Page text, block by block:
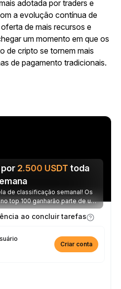
adotada por traders e
a evolução contínua de
de mais recursos e
um momento em que os
de cripto se tornem mais
de pagamento tradicionais.
por 2.500 USDT toda
de classificação semanal! Os
top 100 ganharão parte de um
USDT toda semana.
ao concluir tarefas
Criar conta